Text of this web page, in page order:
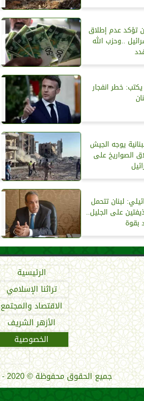
تؤكد عدم إطلاق
..وحزب الله
خطر انفجار
يوجه الجيش
الصواريخ على
لبنان تتحمل
على الجليل..
بقوة
الرئيسية
تراثنا الإسلامي
الاقتصاد والمجتمع
الأزهر الشريف
الخصوصية
جميع الحقوق محفوظة©2020 - 2026 - اتحاد العالم الإسلامي